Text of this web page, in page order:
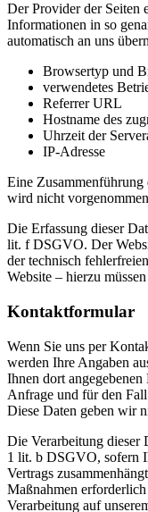
Der Provider der Seiten
Informationen in so
automatisch an uns
Browsertyp und
verwendetes
Referrer URL
Hostname des
Uhrzeit der
IP-Adresse
Eine Zusammenführung
wird nicht
Die Erfassung dieser
lit. f DSGVO. Der
der technisch
Website – hierzu
Kontaktformular
Wenn Sie uns per
werden Ihre Angaben
Ihnen dort
Anfrage und für den
Diese Daten geben wir
Die Verarbeitung dieser
1 lit. b DSGVO, sofern
Vertrags
Maßnahmen
Verarbeitung auf